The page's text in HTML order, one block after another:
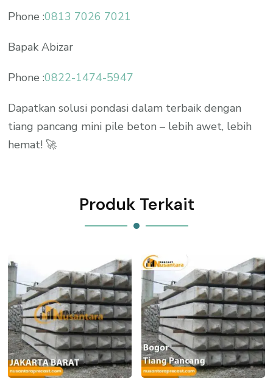
Phone :0813 7026 7021
Bapak Abizar
Phone :0822-1474-5947
Dapatkan solusi pondasi dalam terbaik dengan
tiang pancang mini pile beton – lebih awet, lebih
hemat! 🚀
Produk Terkait